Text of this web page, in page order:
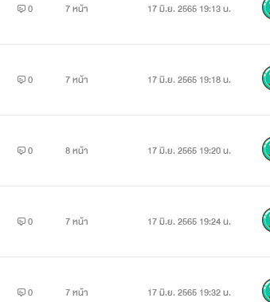
0 7 หน้า 17 มิ.ย. 2565 19:13 น.
0 7 หน้า 17 มิ.ย. 2565 19:18 น.
0 8 หน้า 17 มิ.ย. 2565 19:20 น.
0 7 หน้า 17 มิ.ย. 2565 19:24 น.
0 7 หน้า 17 มิ.ย. 2565 19:32 น.